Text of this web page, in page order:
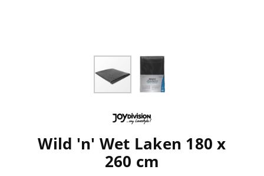
Wild 'n' Wet Laken 180 x
260 cm